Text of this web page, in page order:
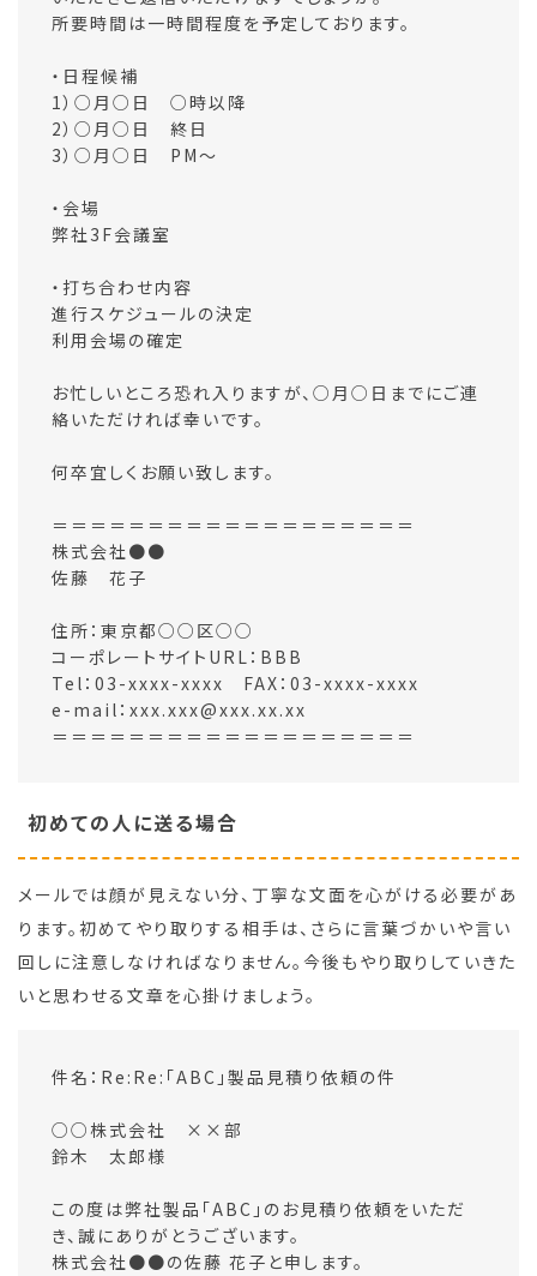
所要時間は一時間程度を予定しております。
・日程候補
1）○月○日 ○時以降
2）○月○日 終日
3）○月○日 PM～
・会場
弊社3F会議室
・打ち合わせ内容
進行スケジュールの決定
利用会場の確定
お忙しいところ恐れ入りますが、○月○日までにご連
絡いただければ幸いです。
何卒宜しくお願い致します。
＝＝＝＝＝＝＝＝＝＝＝＝＝＝＝＝＝＝＝
株式会社●●
佐藤 花子
住所：東京都○○区○○
コーポレートサイトURL：BBB
Tel：03-xxxx-xxxx FAX：03-xxxx-xxxx
e-mail：xxx.xxx@xxx.xx.xx
＝＝＝＝＝＝＝＝＝＝＝＝＝＝＝＝＝＝＝
初めての人に送る場合
メールでは顔が見えない分、丁寧な文面を心がける必要があ
ります。初めてやり取りする相手は、さらに言葉づかいや言い
回しに注意しなければなりません。今後もやり取りしていきた
いと思わせる文章を心掛けましょう。
件名：Re:Re:「ABC」製品見積り依頼の件
○○株式会社 ××部
鈴木 太郎様
この度は弊社製品「ABC」のお見積り依頼をいただ
き、誠にありがとうございます。
株式会社●●の佐藤 花子と申します。